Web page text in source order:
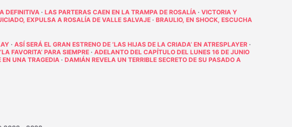
DEFINITIVA ·LAS PARTERAS CAEN EN LA TRAMPA DE ROSALÍA ·VICTORIA Y
EXPULSA A ROSALÍA DE VALLE SALVAJE ·BRAULIO, EN SHOCK, ESCUCHA
·ASÍ SERÁ EL GRAN ESTRENO DE ‘LAS HIJAS DE LA CRIADA’ EN ATRESPLAYER ·
FAVORITA’ PARA SIEMPRE ·ADELANTO DEL CAPÍTULO DEL LUNES 16 DE JUNIO
EN UNA TRAGEDIA ·DAMIÁN REVELA UN TERRIBLE SECRETO DE SU PASADO A